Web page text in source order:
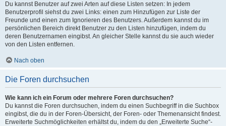
Du kannst Benutzer auf zwei Arten auf diese Listen setzen: In jedem
Benutzerprofil siehst du zwei Links: einen zum Hinzufügen zur Liste der
Freunde und einen zum Ignorieren des Benutzers. Außerdem kannst du im
persönlichen Bereich direkt Benutzer zu den Listen hinzufügen, indem du
deren Benutzernamen eingibst. An gleicher Stelle kannst du sie auch wieder
von den Listen entfernen.
Nach oben
Die Foren durchsuchen
Wie kann ich ein Forum oder mehrere Foren durchsuchen?
Du kannst die Foren durchsuchen, indem du einen Suchbegriff in die Suchbox
eingibst, die du in der Foren-Übersicht, der Foren- oder Themenansicht findest.
Erweiterte Suchmöglichkeiten erhältst du, indem du den „Erweiterte Suche“-